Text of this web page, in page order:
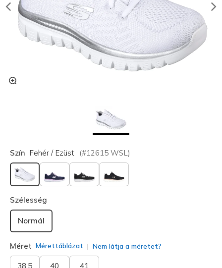
Szín Fehér / Ezüst (#12615 WSL)
kiválasztva
Szélesség
Normál
Méret Mérettáblázat Nem látja a méretet?
38.5 40 41